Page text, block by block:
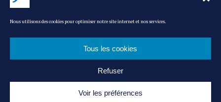
Nous utilisons des cookies pour optimiser notre site internet et nos services.
Tous les cookies
Refuser
Voir les préférences
MEDIA KIT L’ÉQUIPE CONTACT
POLITIQUE DE COOKIES
ADMIN